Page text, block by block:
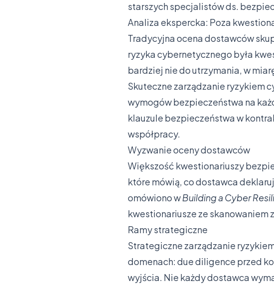
starszych specjalistów ds.
Analiza ekspercka: Poza
Tradycyjna ocena dostawców
ryzyka cybernetycznego była
bardziej nie do utrzymania, w
Skuteczne zarządzanie ryzykiem
wymogów bezpieczeństwa na
klauzule bezpieczeństwa w
współpracy.
Wyzwanie oceny dostawców
Większość kwestionariuszy
które mówią, co dostawca
omówiono wBuilding a Cyber
kwestionariusze ze skanowaniem
Ramy strategiczne
Strategiczne zarządzanie
domenach: due diligence przed
wyjścia. Nie każdy dostawca